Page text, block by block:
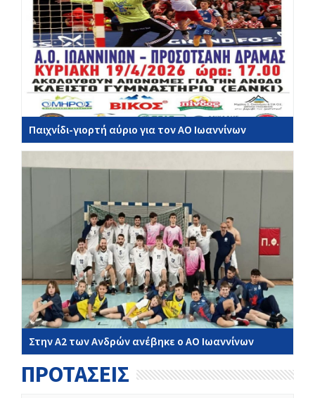
Παιχνίδι-γιορτή αύριο για τον ΑΟ Iωαννίνων
Στην Α2 των Ανδρών ανέβηκε ο ΑΟ Ιωαννίνων
ΠΡΟΤΑΣΕΙΣ